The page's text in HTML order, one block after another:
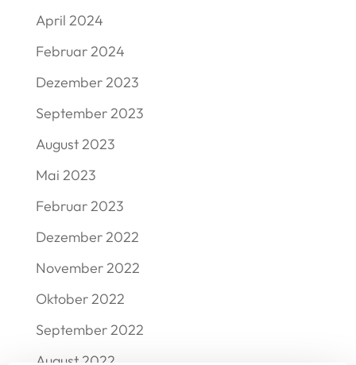
April 2024
Februar 2024
Dezember 2023
September 2023
August 2023
Mai 2023
Februar 2023
Dezember 2022
November 2022
Oktober 2022
September 2022
August 2022